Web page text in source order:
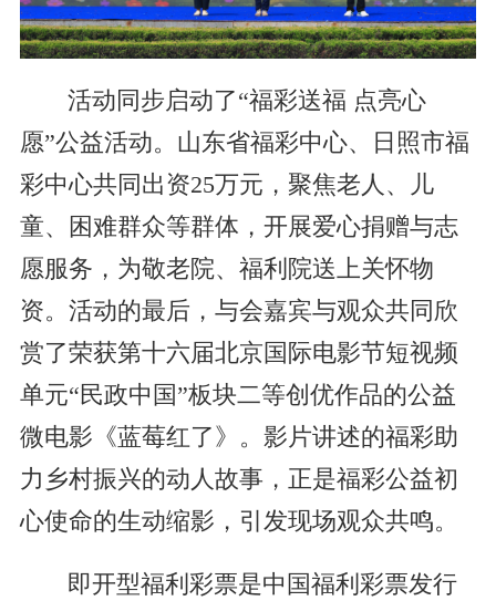
活动同步启动了“福彩送福 点亮心
愿”公益活动。山东省福彩中心、日照市福
彩中心共同出资25万元，聚焦老人、儿
童、困难群众等群体，开展爱心捐赠与志
愿服务，为敬老院、福利院送上关怀物
资。活动的最后，与会嘉宾与观众共同欣
赏了荣获第十六届北京国际电影节短视频
单元“民政中国”板块二等创优作品的公益
微电影《蓝莓红了》。影片讲述的福彩助
力乡村振兴的动人故事，正是福彩公益初
心使命的生动缩影，引发现场观众共鸣。
即开型福利彩票是中国福利彩票发行